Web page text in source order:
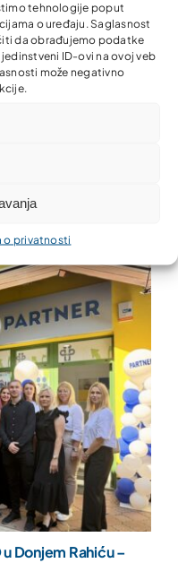
tehnologije poput
o uređaju. Saglasnost
da obrađujemo podatke
ID-ovi na ovoj veb
može negativno
o privatnosti
Donjem Rahiću –